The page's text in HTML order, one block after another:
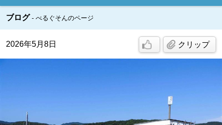
ブログ べるぐそんのページ
2026年5月8日 クリップ